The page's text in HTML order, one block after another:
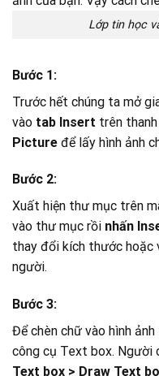
Lớp tin học
Bước 1:
Trước hết chúng ta mở
vào tab Insert trên
Picture để lấy hình ảnh
Bước 2:
Xuất hiện thư mục trên
vào thư mục rồi nhấn
thay đổi kích thước
người.
Bước 3:
Để chèn chữ vào hình
công cụ Text box. Người
Text box > Draw Text